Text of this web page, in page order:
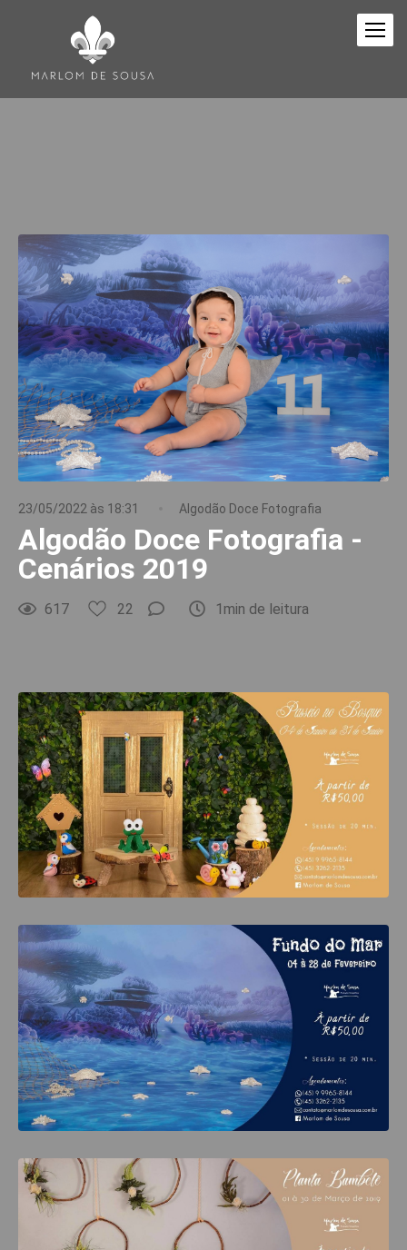
23/05/2022 às 18:31 Algodão Doce Fotografia
Algodão Doce Fotografia -
Cenários 2019
617 22 1min de leitura